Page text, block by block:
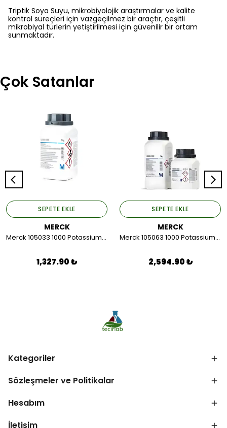
Triptik Soya Suyu, mikrobiyolojik araştırmalar ve kalite
kontrol süreçleri için vazgeçilmez bir araçtır, çeşitli
mikrobiyal türlerin yetiştirilmesi için güvenilir bir ortam
sunmaktadır.
Çok Satanlar
SEPETE EKLE
MERCK
Merck 105033 1000 Potassium Hydroxide Pellets Gr For Analysis 1 KG.
1,327.90 ₺
SEPETE EKLE
MERCK
Merck 105063 1000 Potassium Nitrate Gr For Analysis Emsure 1 KG.
2,594.90 ₺
Kategoriler
Sözleşmeler ve Politikalar
Hesabım
İletişim